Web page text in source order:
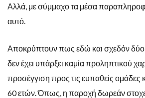
Αλλά, με σύμμαχο τα μέσα
αυτό.
Αποκρύπτουν πως εδώ και σχεδόν δύο
δεν έχει υπάρξει καμία προληπτικού
προσέγγιση προς τις ευπαθείς ομάδες
60 ετών. Όπως, η παροχή δωρεάν